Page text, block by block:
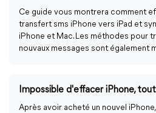
Ce guide vous montrera comment
transfert sms iPhone vers iPad et
iPhone et Mac. Les méthodes pour
nouvaux messages sont également
Après avoir acheté un nouvel